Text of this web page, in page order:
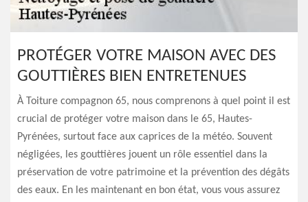
PROTÉGER VOTRE MAISON AVEC DES
GOUTTIÈRES BIEN ENTRETENUES
À Toiture compagnon 65, nous comprenons à quel point il est
crucial de protéger votre maison dans le 65, Hautes-
Pyrénées, surtout face aux caprices de la météo. Souvent
négligées, les gouttières jouent un rôle essentiel dans la
préservation de votre patrimoine et la prévention des dégâts
des eaux. En les maintenant en bon état, vous vous assurez